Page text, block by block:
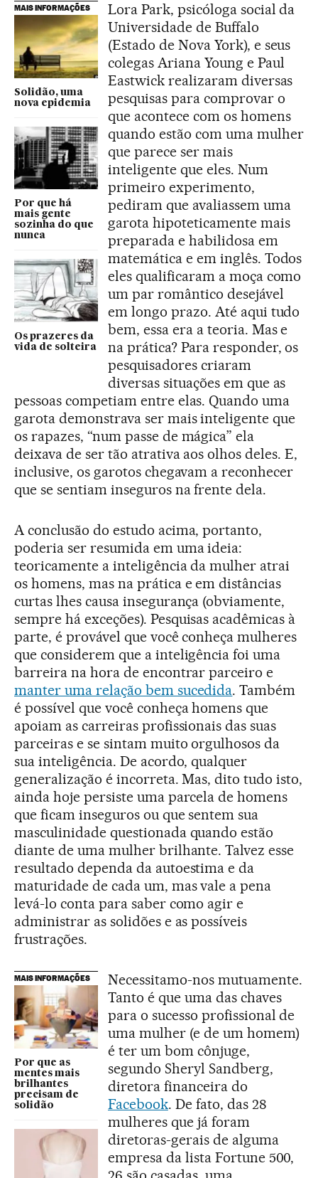
MAIS INFORMAÇÕES
Solidão, uma
nova epidemia
Por que há
mais gente
sozinha do que
nunca
Os prazeres da
vida de solteira
Lora Park, psicóloga social da
Universidade de Buffalo
(Estado de Nova York), e seus
colegas Ariana Young e Paul
Eastwick realizaram diversas
pesquisas para comprovar o
que acontece com os homens
quando estão com uma mulher
que parece ser mais
inteligente que eles. Num
primeiro experimento,
pediram que avaliassem uma
garota hipoteticamente mais
preparada e habilidosa em
matemática e em inglês. Todos
eles qualificaram a moça como
um par romântico desejável
em longo prazo. Até aqui tudo
bem, essa era a teoria. Mas e
na prática? Para responder, os
pesquisadores criaram
diversas situações em que as
pessoas competiam entre elas. Quando uma
garota demonstrava ser mais inteligente que
os rapazes, “num passe de mágica” ela
deixava de ser tão atrativa aos olhos deles. E,
inclusive, os garotos chegavam a reconhecer
que se sentiam inseguros na frente dela.
A conclusão do estudo acima, portanto,
poderia ser resumida em uma ideia:
teoricamente a inteligência da mulher atrai
os homens, mas na prática e em distâncias
curtas lhes causa insegurança (obviamente,
sempre há exceções). Pesquisas acadêmicas à
parte, é provável que você conheça mulheres
que considerem que a inteligência foi uma
barreira na hora de encontrar parceiro e
manter uma relação bem sucedida. Também
é possível que você conheça homens que
apoiam as carreiras profissionais das suas
parceiras e se sintam muito orgulhosos da
sua inteligência. De acordo, qualquer
generalização é incorreta. Mas, dito tudo isto,
ainda hoje persiste uma parcela de homens
que ficam inseguros ou que sentem sua
masculinidade questionada quando estão
diante de uma mulher brilhante. Talvez esse
resultado dependa da autoestima e da
maturidade de cada um, mas vale a pena
levá-lo conta para saber como agir e
administrar as solidões e as possíveis
frustrações.
MAIS INFORMAÇÕES
Por que as
mentes mais
brilhantes
precisam de
solidão
Necessitamo-nos mutuamente.
Tanto é que uma das chaves
para o sucesso profissional de
uma mulher (e de um homem)
é ter um bom cônjuge,
segundo Sheryl Sandberg,
diretora financeira do
Facebook. De fato, das 28
mulheres que já foram
diretoras-gerais de alguma
empresa da lista Fortune 500,